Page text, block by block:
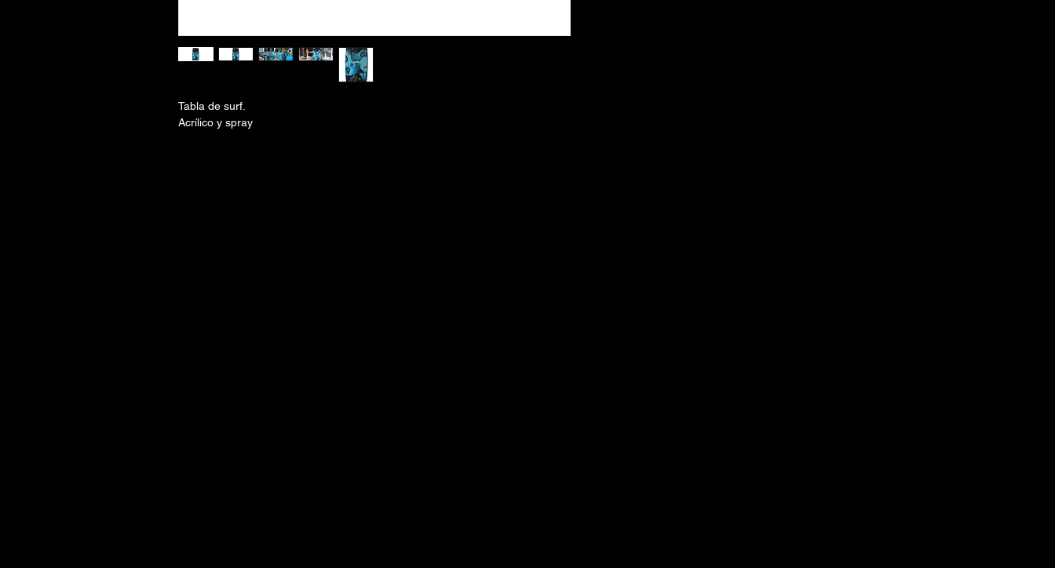
Tabla de surf.
Acrílico y spray